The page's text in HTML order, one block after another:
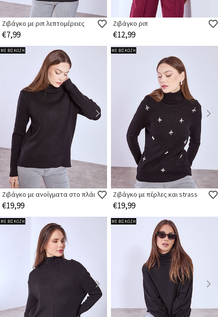
Ζιβάγκο με ριπ λεπτομέρειες
€7,99
Ζιβάγκο ριπ
€12,99
ΜΕ ΒΙΣΚΟΖΗ
Ζιβάγκο με ανοίγματα στο πλάι
€19,99
ΜΕ ΒΙΣΚΟΖΗ
Ζιβάγκο με πέρλες και strass
€19,99
ΜΕ ΒΙΣΚΟΖΗ ΜΕ ΒΙΣΚΟΖΗ